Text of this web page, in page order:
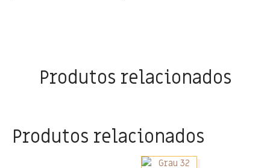
Produtos relacionados
Produtos relacionados